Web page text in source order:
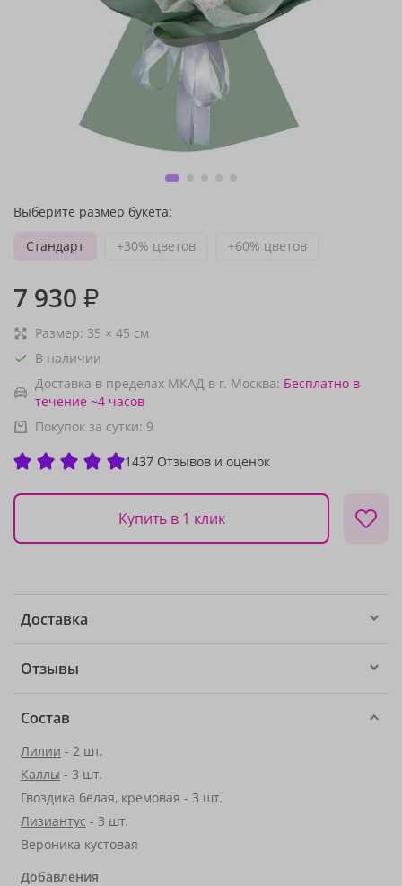
Выберите размер букета:
Стандарт
+30% цветов +60% цветов
7 930 ₽
Размер: 35 × 45 см
В наличии
Доставка в пределах МКАД в г. Москва: Бесплатно в
течение ~4 часов
Покупок за сутки: 9
1437 Отзывов и оценок
Купить в 1 клик
Доставка
Отзывы
Состав
Лилии - 2 шт.
Каллы - 3 шт.
Гвоздика белая, кремовая - 3 шт.
Лизиантус - 3 шт.
Вероника кустовая
Добавления